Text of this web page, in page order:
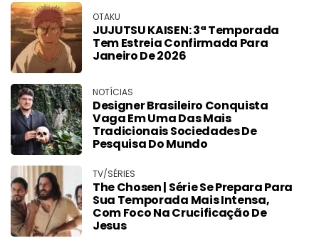
OTAKU
JUJUTSU KAISEN: 3ª Temporada
Tem Estreia Confirmada Para
Janeiro De 2026
NOTÍCIAS
Designer Brasileiro Conquista
Vaga Em Uma Das Mais
Tradicionais Sociedades De
Pesquisa Do Mundo
TV/SÉRIES
The Chosen | Série Se Prepara Para
Sua Temporada Mais Intensa,
Com Foco Na Crucificação De
Jesus